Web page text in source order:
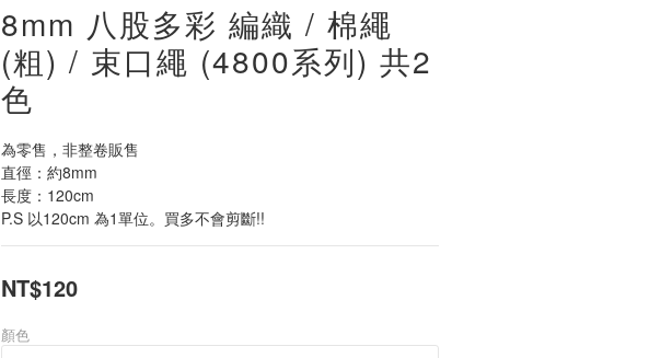
8mm 八股多彩 編織 / 棉繩
(粗) / 束口繩 (4800系列) 共2
色
為零售，非整卷販售
直徑：約8mm
長度：120cm
P.S 以120cm 為1單位。買多不會剪斷!!
NT$120
顏色